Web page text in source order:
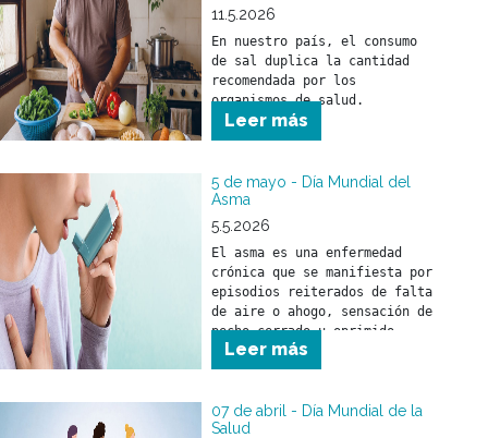
nuestros equipos de salud,
reconocimiento por la tarea
esencial que desarrollan cada
día.
11.5.2026
En nuestro país, el consumo
de sal duplica la cantidad
recomendada por los
organismos de salud.
Leer más
5 de mayo - Día Mundial del
Asma
5.5.2026
El asma es una enfermedad
crónica que se manifiesta por
episodios reiterados de falta
de aire o ahogo, sensación de
pecho cerrado u oprimido,
silbidos en el pecho
(sibilancias) o presencia de
obstrucción al paso del aire
por la vía respiratoria.
Leer más
07 de abril - Día Mundial de la
Salud